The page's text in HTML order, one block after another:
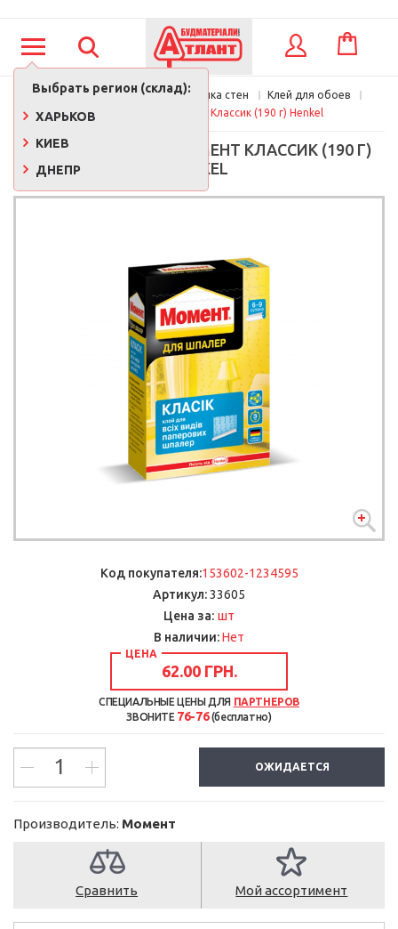
Выбрать регион (склад):
ХАРЬКОВ
КИЕВ
ДНЕПР
КОРЗИНА
Главная Обои, декор, отделка стен
Клей для обоев
Клей для обоев Момент Классик (190 г) Henkel
КЛЕЙ ДЛЯ ОБОЕВ МОМЕНТ КЛАССИК (190 Г)
HENKEL
Код покупателя:153602-1234595
Артикул:33605
Цена за: шт
В наличии:Нет
ЦЕНА
62.00 ГРН.
СПЕЦИАЛЬНЫЕ ЦЕНЫ ДЛЯ ПАРТНЕРОВ
ЗВОНИТЕ 76-76(бесплатно)
ОЖИДАЕТСЯ
Производитель: Момент
Сравнить Мой ассортимент